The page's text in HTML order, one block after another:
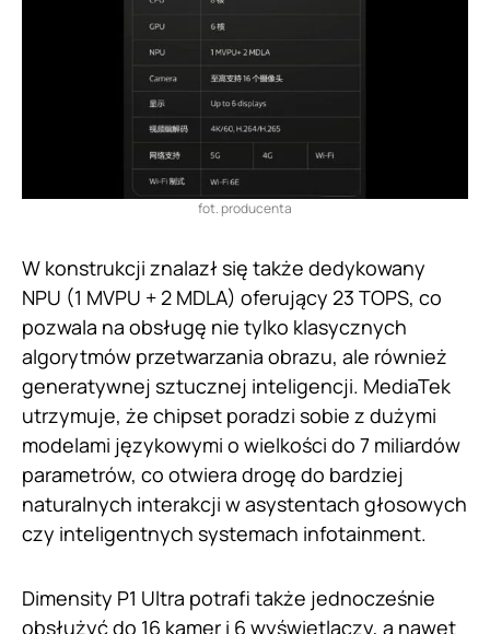
fot. producenta
W konstrukcji znalazł się także dedykowany
NPU (1 MVPU + 2 MDLA) oferujący 23 TOPS, co
pozwala na obsługę nie tylko klasycznych
algorytmów przetwarzania obrazu, ale również
generatywnej sztucznej inteligencji. MediaTek
utrzymuje, że chipset poradzi sobie z dużymi
modelami językowymi o wielkości do 7 miliardów
parametrów, co otwiera drogę do bardziej
naturalnych interakcji w asystentach głosowych
czy inteligentnych systemach infotainment.
Dimensity P1 Ultra potrafi także jednocześnie
obsłużyć do 16 kamer i 6 wyświetlaczy, a nawet